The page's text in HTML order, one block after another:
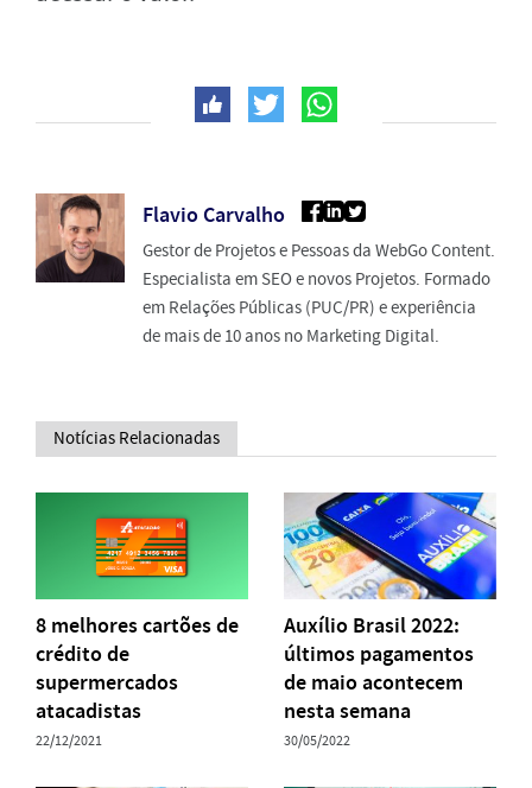
Flavio Carvalho
Gestor de Projetos e Pessoas da WebGo Content.
Especialista em SEO e novos Projetos. Formado
em Relações Públicas (PUC/PR) e experiência
de mais de 10 anos no Marketing Digital.
Notícias Relacionadas
8 melhores cartões de
crédito de
supermercados
atacadistas
22/12/2021
Auxílio Brasil 2022:
últimos pagamentos
de maio acontecem
nesta semana
30/05/2022